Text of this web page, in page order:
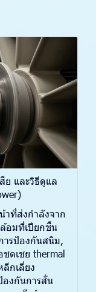
ย และวิธีดูแล
าที่ส่งกำลังจาก
อมที่เปียกชื้น
ารป้องกันสนิม,
ดเชย thermal
กเลี่ยง
องกันการสั่น